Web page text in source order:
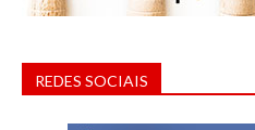
REDES SOCIAIS